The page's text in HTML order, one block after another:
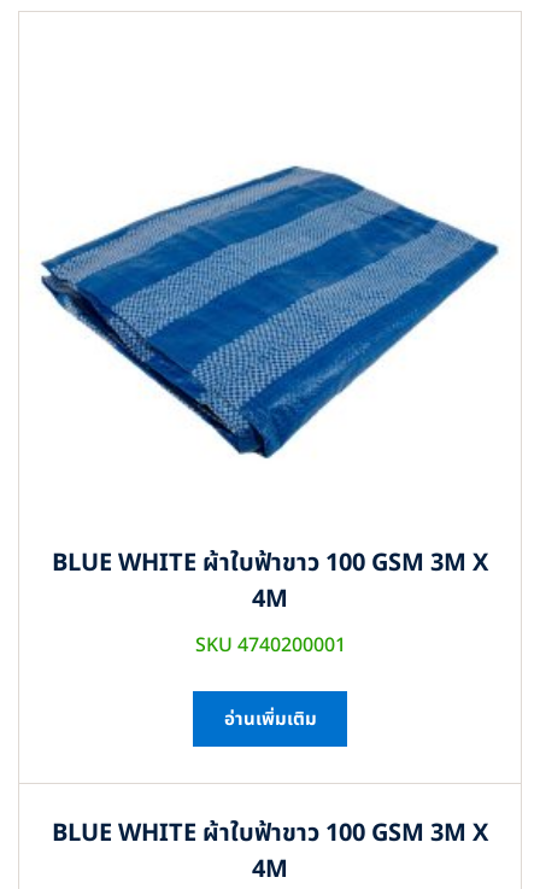
BLUE WHITE ผ้าใบฟ้าขาว 100 GSM 3M X
4M
SKU 4740200001
อ่านเพิ่มเติม
BLUE WHITE ผ้าใบฟ้าขาว 100 GSM 3M X
4M